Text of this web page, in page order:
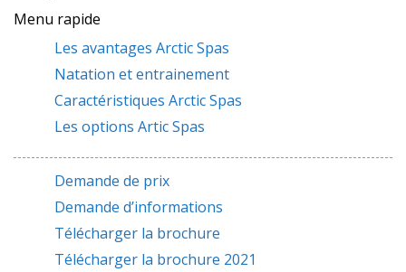
Menu rapide
Les avantages Arctic Spas
Natation et entrainement
Caractéristiques Arctic Spas
Les options Artic Spas
Demande de prix
Demande d’informations
Télécharger la brochure
Télécharger la brochure 2021